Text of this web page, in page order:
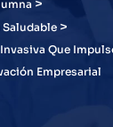
>
Que
Empresarial